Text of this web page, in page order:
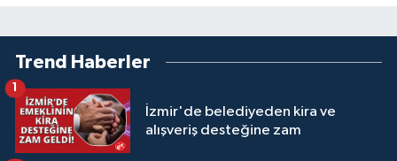
Trend Haberler
İzmir'de belediyeden kira ve
alışveriş desteğine zam